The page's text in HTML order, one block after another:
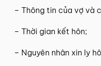
– Thông tin của vợ và
– Thời gian kết hôn;
– Nguyên nhân xin ly